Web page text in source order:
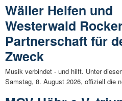
Wäller Helfen und
Westerwald
Partnerschaft für
Zweck
Musik verbindet - und hilft. Unter
Samstag, 8. August 2026, offiziell die